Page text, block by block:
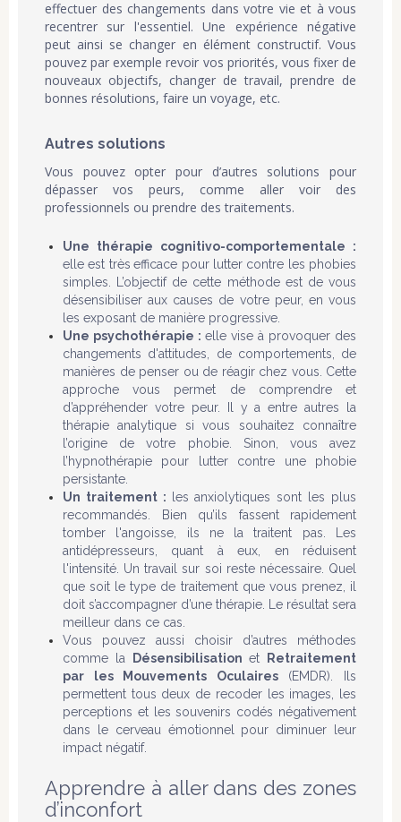
effectuer des changements dans votre vie et à vous
recentrer sur l'essentiel. Une expérience négative
peut ainsi se changer en élément constructif. Vous
pouvez par exemple revoir vos priorités, vous fixer de
nouveaux objectifs, changer de travail, prendre de
bonnes résolutions, faire un voyage, etc.
Autres solutions
Vous pouvez opter pour d’autres solutions pour
dépasser vos peurs, comme aller voir des
professionnels ou prendre des traitements.
Une thérapie cognitivo-comportementale :
elle est très efficace pour lutter contre les phobies
simples. L’objectif de cette méthode est de vous
désensibiliser aux causes de votre peur, en vous
les exposant de manière progressive.
Une psychothérapie : elle vise à provoquer des
changements d'attitudes, de comportements, de
manières de penser ou de réagir chez vous. Cette
approche vous permet de comprendre et
d’appréhender votre peur. Il y a entre autres la
thérapie analytique si vous souhaitez connaître
l’origine de votre phobie. Sinon, vous avez
l’hypnothérapie pour lutter contre une phobie
persistante.
Un traitement :
les anxiolytiques sont les plus
recommandés. Bien qu’ils fassent rapidement
tomber l'angoisse, ils ne la traitent pas. Les
antidépresseurs, quant à eux, en réduisent
l'intensité. Un travail sur soi reste nécessaire. Quel
que soit le type de traitement que vous prenez, il
doit s’accompagner d’une thérapie. Le résultat sera
meilleur dans ce cas.
Vous pouvez aussi choisir d’autres méthodes
comme la
Désensibilisation et
Retraitement
par les Mouvements Oculaires(EMDR). Ils
permettent tous deux de recoder les images, les
perceptions et les souvenirs codés négativement
dans le cerveau émotionnel pour diminuer leur
impact négatif.
Apprendre à aller dans des zones
d’inconfort